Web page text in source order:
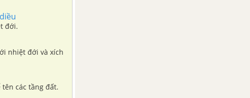
đới.
nhiệt đới và xích
các tầng đất.